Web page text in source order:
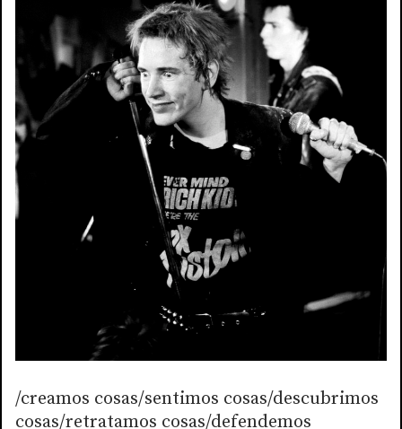
/creamos cosas/sentimos cosas/descubrimos
cosas/retratamos cosas/defendemos